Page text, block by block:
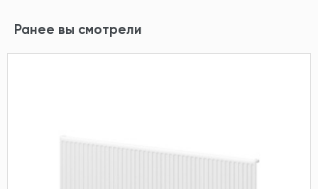
Ранее вы смотрели